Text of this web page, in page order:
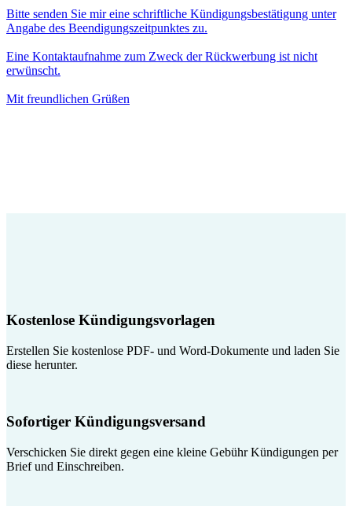
Bitte senden Sie mir eine schriftliche Kündigungsbestätigung unter
Angabe des Beendigungszeitpunktes zu.
Eine Kontaktaufnahme zum Zweck der Rückwerbung ist nicht
erwünscht.
Mit freundlichen Grüßen
Kostenlose Kündigungsvorlagen
Erstellen Sie kostenlose PDF- und Word-Dokumente und laden Sie
diese herunter.
Sofortiger Kündigungsversand
Verschicken Sie direkt gegen eine kleine Gebühr Kündigungen per
Brief und Einschreiben.